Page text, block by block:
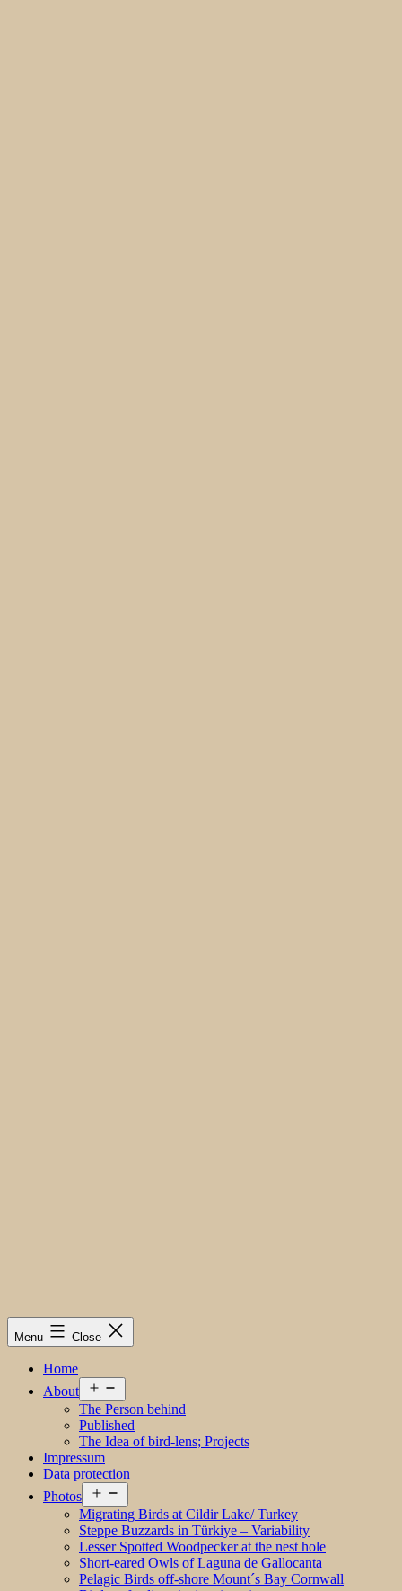
Menu Close
Home
About
menu
The Person behind
Published
The Idea of bird-lens; Projects
Impressum
Data protection
Photos
menu
Migrating Birds at Cildir Lake/ Turkey
Steppe Buzzards in Türkiye – Variability
Lesser Spotted Woodpecker at the nest hole
Short-eared Owls of Laguna de Gallocanta
Pelagic Birds off-shore Mount´s Bay Cornwall